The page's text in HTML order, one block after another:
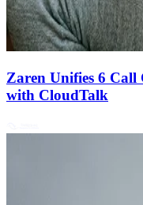
Zaren Unifies 6 Call
with CloudTalk